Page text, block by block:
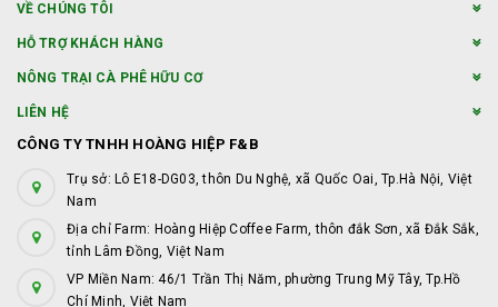
VỀ CHÚNG TÔI
HỖ TRỢ KHÁCH HÀNG
NÔNG TRẠI CÀ PHÊ HỮU CƠ
LIÊN HỆ
CÔNG TY TNHH HOÀNG HIỆP F&B
Trụ sở: Lô E18-DG03, thôn Du Nghệ, xã Quốc Oai, Tp.Hà Nội, Việt
Nam
Địa chỉ Farm: Hoàng Hiệp Coffee Farm, thôn đắk Sơn, xã Đắk Sắk,
tỉnh Lâm Đồng, Việt Nam
VP Miền Nam: 46/1 Trần Thị Năm, phường Trung Mỹ Tây, Tp.Hồ
Chí Minh, Việt Nam